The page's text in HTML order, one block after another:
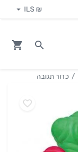
₪ ILS
כדור תגובה